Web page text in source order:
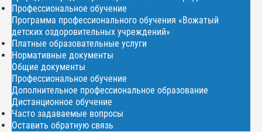
Профессиональное обучение
Программа профессионального обучения «Вожатый
детских оздоровительных учреждений»
Платные образовательные услуги
Нормативные документы
Общие документы
Профессиональное обучение
Дополнительное профессиональное образование
Дистанционное обучение
Часто задаваемые вопросы
Оставить обратную связь